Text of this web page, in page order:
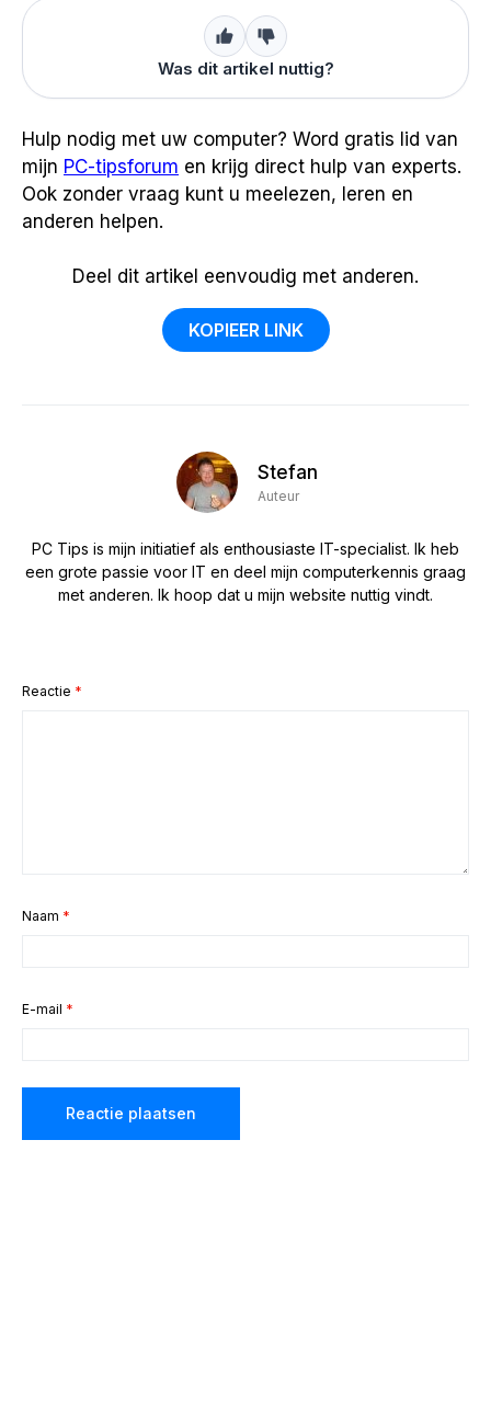
Was dit artikel nuttig?
Hulp nodig met uw computer? Word gratis lid van
mijn PC-tipsforum en krijg direct hulp van experts.
Ook zonder vraag kunt u meelezen, leren en
anderen helpen.
Deel dit artikel eenvoudig met anderen.
KOPIEER LINK
Stefan
Auteur
PC Tips is mijn initiatief als enthousiaste IT-specialist. Ik heb
een grote passie voor IT en deel mijn computerkennis graag
met anderen. Ik hoop dat u mijn website nuttig vindt.
Reactie *
Naam *
E-mail *